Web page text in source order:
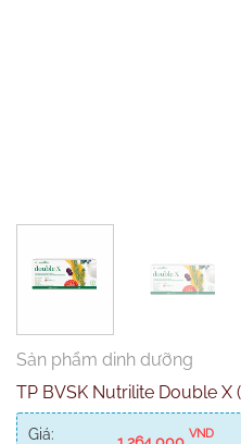
Sản phẩm dinh dưỡng
TP BVSK Nutrilite Double X
Giá: VND